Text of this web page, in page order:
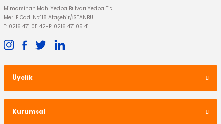
Mimarsinan Mah. Yedpa Bulvarı Yedpa Tic.
Mer. E Cad. No:118 Ataşehir/İSTANBUL
T: 0216 471 05 42-F: 0216 471 05 41
Üyelik
Kurumsal